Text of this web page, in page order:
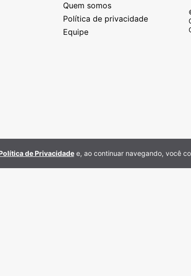
Quem somos
Política de privacidade
Equipe
de Privacidadee, ao continuar navegando, você